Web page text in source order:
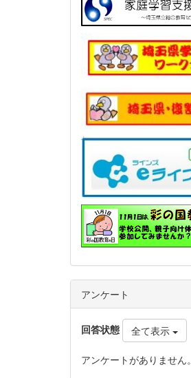
アンケート
回答状態 全て表示
アンケートがありません。